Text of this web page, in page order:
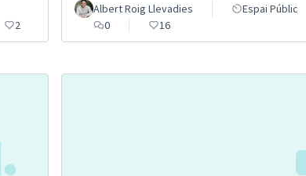
2
Albert Roig Llevadies
Espai Públic
0
16